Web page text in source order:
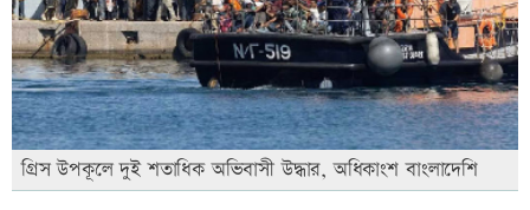
গ্রিস উপকূলে দুই শতাধিক অভিবাসী উদ্ধার, অধিকাংশ বাংলাদেশি